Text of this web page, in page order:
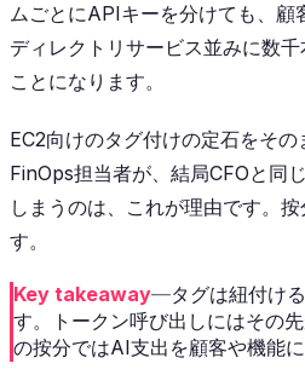
ムごとにAPIキーを分けても、顧
ディレクトリサービス並みに数
ことになります。
EC2向けのタグ付けの定石をそ
FinOps担当者が、結局CFOと同
しまうのは、これが理由です。
す。
Key takeaway—タグは紐付け
す。トークン呼び出しにはその
の按分ではAI支出を顧客や機能に